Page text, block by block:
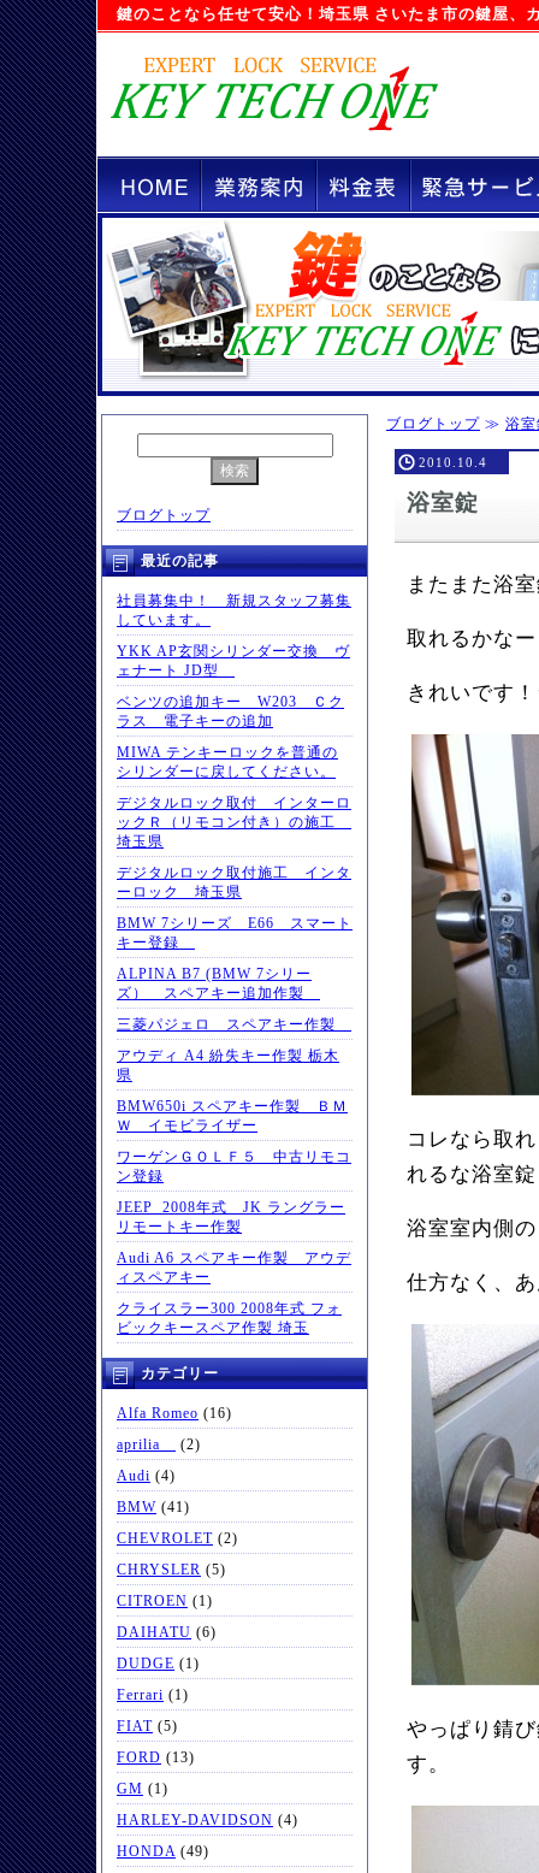
鍵のことなら任せて安心！ 埼玉県 さいたま市の鍵屋、
ブログトップ
最近の記事
社員募集中！ 新規スタッフ募集
しています。
YKK AP玄関シリンダー交換 ヴ
ェナート JD型
ベンツの追加キー W203 Ｃク
ラス 電子キーの追加
MIWA テンキーロックを普通の
シリンダーに戻してください。
デジタルロック取付 インターロ
ックＲ（リモコン付き）の施工
埼玉県
デジタルロック取付施工 インタ
ーロック 埼玉県
BMW 7シリーズ E66 スマート
キー登録
ALPINA B7 (BMW 7シリー
ズ） スペアキー追加作製
三菱パジェロ スペアキー作製
アウディ A4 紛失キー作製 栃木
県
BMW650i スペアキー作製 ＢＭ
Ｗ イモビライザー
ワーゲンＧＯＬＦ５ 中古リモコ
ン登録
JEEP 2008年式 JK ラングラー
リモートキー作製
Audi A6 スペアキー作製 アウデ
ィスペアキー
クライスラー300 2008年式 フォ
ビックキースペア作製 埼玉
カテゴリー
Alfa Romeo (16)
aprilia
(2)
Audi (4)
BMW (41)
CHEVROLET (2)
CHRYSLER (5)
CITROEN (1)
DAIHATU (6)
DUDGE (1)
Ferrari (1)
FIAT (5)
FORD (13)
GM (1)
HARLEY-DAVIDSON (4)
HONDA (49)
ブログトップ ≫ 浴
2010.10.4
浴室錠
またまた浴
取れるかな
きれいです
コレなら取
れるな浴室
浴室室内側
仕方なく、
やっぱり錆
す。